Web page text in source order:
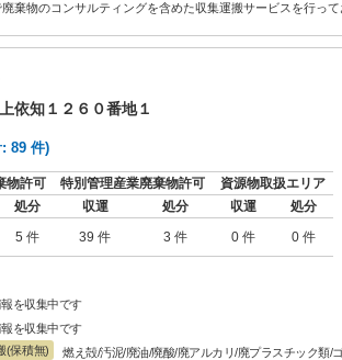
棄物のコンサルティングを含めた収集運搬サービスを行って
依知１２６０番地１
89 件)
物許可 特別管理産業廃棄物許可
資源物取扱エリア
処分 収運 処分 収運
処分
5 件 39 件 3 件 0 件 0 件
を収集中です
を収集中です
(保積無)
燃え殻/汚泥/廃油/廃酸/廃アルカリ/廃プラスチック類/